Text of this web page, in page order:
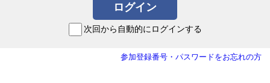
次回から自動的にログインする
参加登録番号・パスワードをお忘れの方